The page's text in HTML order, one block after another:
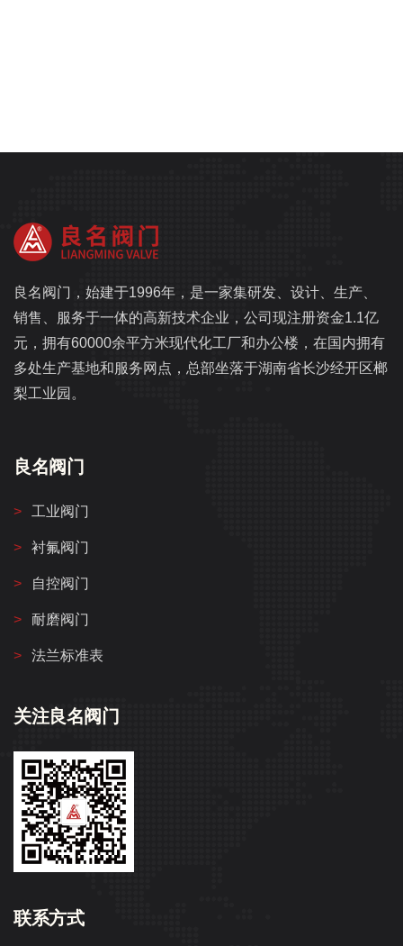
良名阀门，始建于1996年，是一家集研发、设计、生产、
销售、服务于一体的高新技术企业，公司现注册资金1.1亿
元，拥有60000余平方米现代化工厂和办公楼，在国内拥有
多处生产基地和服务网点，总部坐落于湖南省长沙经开区榔
梨工业园。
良名阀门
工业阀门
衬氟阀门
自控阀门
耐磨阀门
法兰标准表
关注良名阀门
联系方式